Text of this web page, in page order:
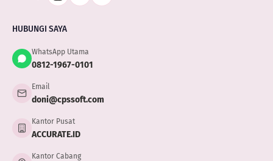
HUBUNGI SAYA
WhatsApp Utama
0812-1967-0101
Email
doni@cpssoft.com
Kantor Pusat
ACCURATE.ID
Kantor Cabang